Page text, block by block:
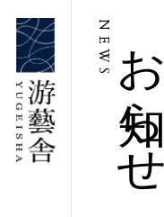
お知らせ
NEWS